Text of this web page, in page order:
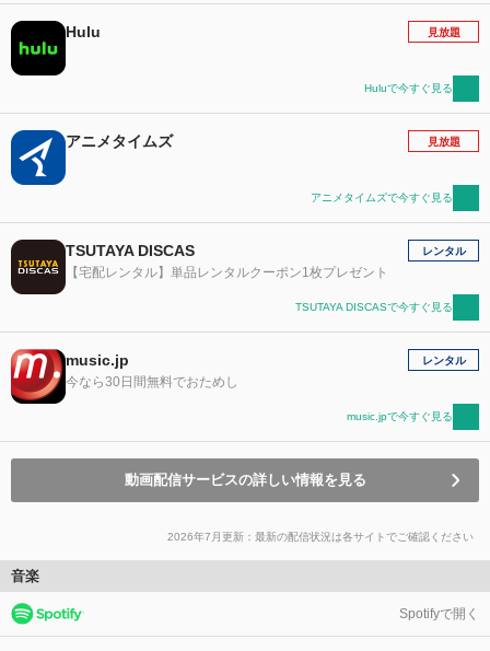
Hulu 見放題
Huluで今すぐ見る
アニメタイムズ 見放題
アニメタイムズで今すぐ見る
TSUTAYA DISCAS
【宅配レンタル】単品レンタルクーポン1枚プレゼント
レンタル
TSUTAYA DISCASで今すぐ見る
music.jp
今なら30日間無料でおためし
レンタル
music.jpで今すぐ見る
動画配信サービスの詳しい情報を見る
2026年7月更新：最新の配信状況は各サイトでご確認ください
音楽
Spotifyで開く